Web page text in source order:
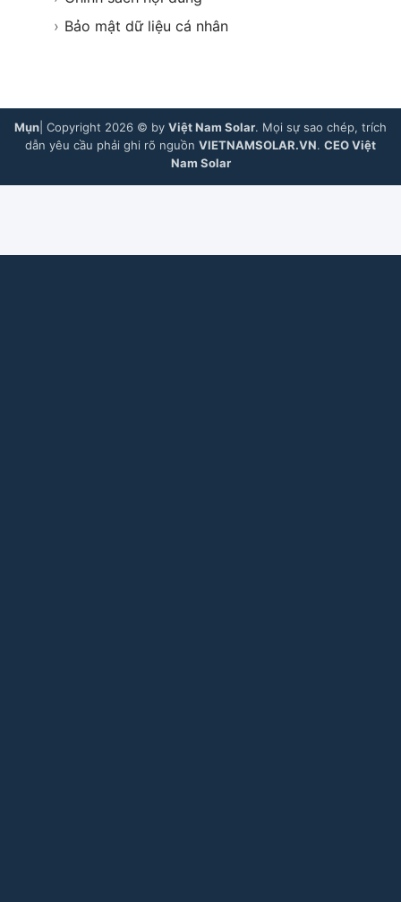
› Bảo mật dữ liệu cá nhân
Mụn | Copyright 2026 © by Việt Nam Solar. Mọi sự sao chép, trích
dẫn yêu cầu phải ghi rõ nguồn VIETNAMSOLAR.VN. CEO Việt
Nam Solar